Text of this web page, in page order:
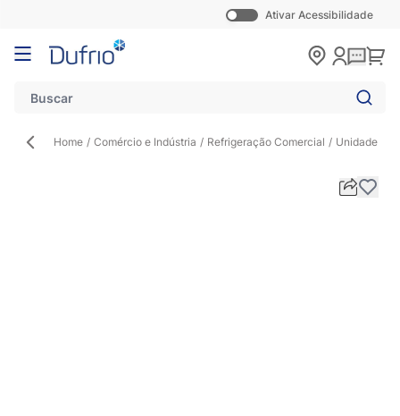
Ativar Acessibilidade
Pular para o conteúdo
Home / Comércio e Indústria / Refrigeração Comercial / Unidade